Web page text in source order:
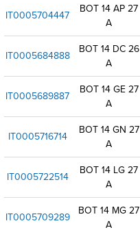
IT0005704447
BOT 14 AP 27
A
IT0005684888
BOT 14 DC 26
A
IT0005689887
BOT 14 GE 27
A
IT0005716714
BOT 14 GN 27
A
IT0005722514
BOT 14 LG 27
A
IT0005709289
BOT 14 MG 27
A